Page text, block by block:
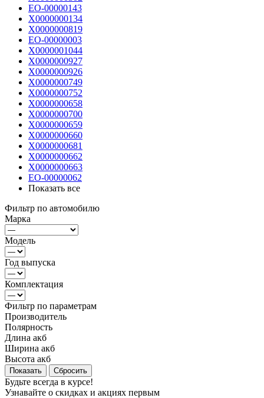
ЕО-00000143
Х0000000134
Х0000000819
ЕО-00000003
Х0000001044
Х0000000927
Х0000000926
Х0000000749
Х0000000752
Х0000000658
Х0000000700
Х0000000659
Х0000000660
Х0000000681
Х0000000662
Х0000000663
ЕО-00000062
Показать все
Фильтр по автомобилю
Марка
Модель
Год выпуска
Комплектация
Фильтр по параметрам
Производитель
Полярность
Длина акб
Ширина акб
Высота акб
Сбросить
Будьте всегда в курсе!
Узнавайте о скидках и акциях первым